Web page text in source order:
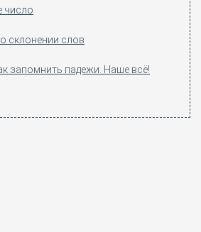
число
склонении слов
запомнить падежи. Наше всё!